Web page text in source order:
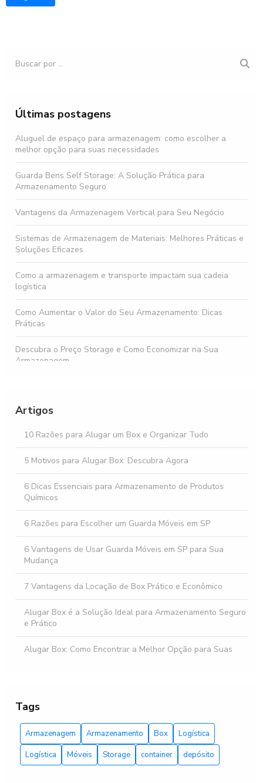
Últimas postagens
Aluguel de espaço para armazenagem: como escolher a
melhor opção para suas necessidades
Guarda Bens Self Storage: A Solução Prática para
Armazenamento Seguro
Vantagens da Armazenagem Vertical para Seu Negócio
Sistemas de Armazenagem de Materiais: Melhores Práticas e
Soluções Eficazes
Como a armazenagem e transporte impactam sua cadeia
logística
Como Aumentar o Valor do Seu Armazenamento: Dicas
Práticas
Descubra o Preço Storage e Como Economizar na Sua
Armazenagem
Proteger Seus Itens
Depósito de Móveis SP é a Solução Ideal para
Armazenamento Seguro e Prático
Artigos
10 Razões para Alugar um Box e Organizar Tudo
5 Motivos para Alugar Box: Descubra Agora
6 Dicas Essenciais para Armazenamento de Produtos
Químicos
6 Razões para Escolher um Guarda Móveis em SP
6 Vantagens de Usar Guarda Móveis em SP para Sua
Mudança
7 Vantagens da Locação de Box Prático e Econômico
Alugar Box é a Solução Ideal para Armazenamento Seguro
e Prático
Alugar Box: Como Encontrar a Melhor Opção para Suas
Aluguel Box SP: Como Escolher o Melhor Espaço para
Armazenar Seus Pertences
Aluguel Box SP: Como Escolher o Melhor Espaço para Suas
Necessidades
Tags
Armazenagem Armazenamento Box
Logística
Logística
Móveis Storage container depósito